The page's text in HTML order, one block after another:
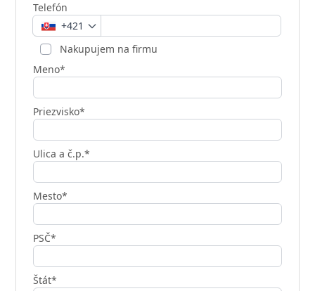
Telefón
+421
Nakupujem na firmu
Meno*
Priezvisko*
Ulica a č.p.*
Mesto*
PSČ*
Štát*